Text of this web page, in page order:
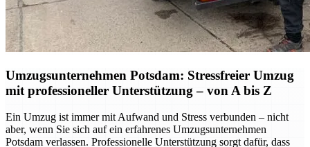
Umzugsunternehmen Potsdam: Stressfreier Umzug
mit professioneller Unterstützung – von A bis Z
Ein Umzug ist immer mit Aufwand und Stress verbunden – nicht
aber, wenn Sie sich auf ein erfahrenes Umzugsunternehmen
Potsdam verlassen. Professionelle Unterstützung sorgt dafür, dass